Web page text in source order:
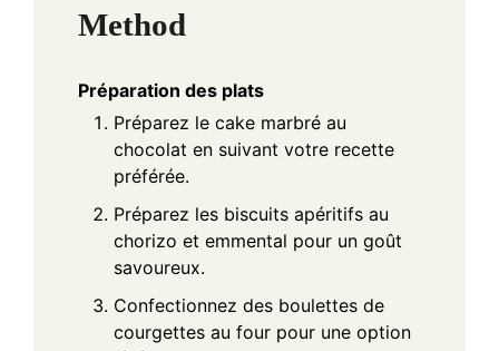
Method
Préparation des plats
Préparez le cake marbré au
chocolat en suivant votre recette
préférée.
Préparez les biscuits apéritifs au
chorizo et emmental pour un goût
savoureux.
Confectionnez des boulettes de
courgettes au four pour une option